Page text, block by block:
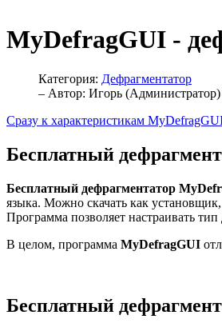
MyDefragGUI -
Категория: Дефрагментатор
– Автор: Игорь (Администратор)
Сразу к характеристикам
Бесплатный
Бесплатный дефрагментатор
языка. Можно скачать как
Программа позволяет настраивать
В целом, программа MyDefragGUI
Бесплатный